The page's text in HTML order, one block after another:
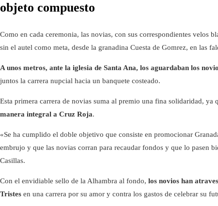
objeto compuesto
Como en cada ceremonia, las novias, con sus correspondientes velos
sin el autel como meta, desde la granadina Cuesta de Gomrez, en las
A unos metros, ante la iglesia de Santa Ana, los aguardaban los
juntos la carrera nupcial hacia un banquete costeado.
Esta primera carrera de novias suma al premio una fina solidaridad, ya
manera integral a Cruz Roja.
«Se ha cumplido el doble objetivo que consiste en promocionar
embrujo y que las novias corran para recaudar fondos y que lo pasen
Casillas.
Con el envidiable sello de la Alhambra al fondo, los novios han
Tristes en una carrera por su amor y contra los gastos de celebrar su